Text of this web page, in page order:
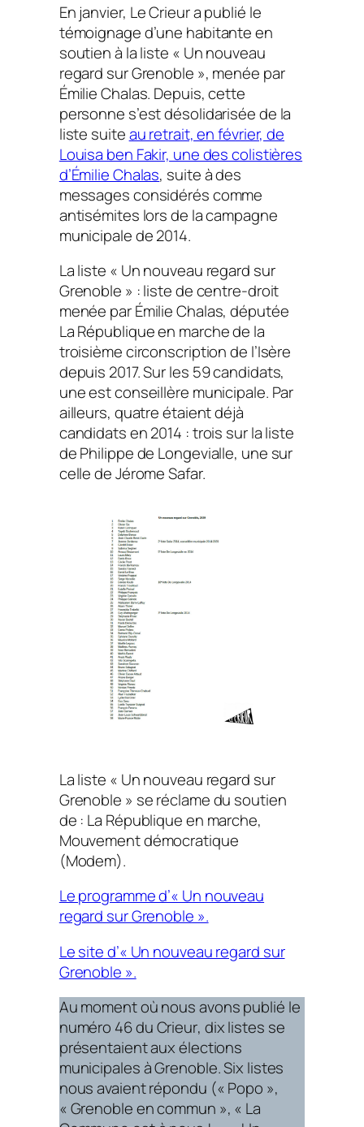
En janvier, Le Crieura publié le
témoignage d’une habitante en
soutien à la liste « Un nouveau
regard sur Grenoble », menée par
Émilie Chalas. Depuis, cette
personne s’est désolidarisée de la
liste suiteau retrait, en février, de
Louisa ben Fakir, une des colistières
d’Émilie Chalas, suite à des
messages considérés comme
antisémites lors de la campagne
municipale de 2014.
La liste « Un nouveau regard sur
Grenoble » : liste de centre-droit
menée par Émilie Chalas, députée
La République en marche de la
troisième circonscription de l’Isère
depuis 2017. Sur les 59 candidats,
une est conseillère municipale. Par
ailleurs, quatre étaient déjà
candidats en 2014 : trois sur la liste
de Philippe de Longevialle, une sur
celle de Jérome Safar.
La liste « Un nouveau regard sur
Grenoble » se réclame du soutien
de : La République en marche,
Mouvement démocratique
(Modem).
Le programme d’« Un nouveau
regard sur Grenoble ».
Le site d’« Un nouveau regard sur
Grenoble ».
Au moment où nous avons publié le
numéro 46 duCrieur, dix listes se
présentaient aux élections
municipales à Grenoble. Six listes
nous avaient répondu (« Popo »,
« Grenoble en commun », « La